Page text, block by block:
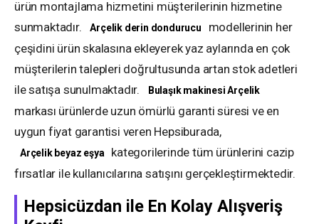
ürün montajlama hizmetini müşterilerinin hizmetine
sunmaktadır.
Arçelik derin dondurucu
modellerinin her
çeşidini ürün skalasına ekleyerek yaz aylarında en çok
müşterilerin talepleri doğrultusunda artan stok adetleri
ile satışa sunulmaktadır.
Bulaşık makinesi Arçelik
markası ürünlerde uzun ömürlü garanti süresi ve en
uygun fiyat garantisi veren Hepsiburada,
Arçelik beyaz eşya
kategorilerinde tüm ürünlerini cazip
fırsatlar ile kullanıcılarına satışını gerçekleştirmektedir.
Hepsicüzdan ile En Kolay Alışveriş